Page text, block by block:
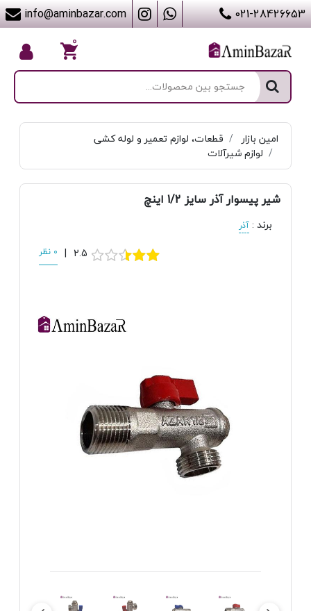
info@aminbazar.com 021-28426653
۰
امین بازار
قطعات، لوازم تعمیر و لوله کشی
لوازم شیرآلات
شیر پیسوار آذر سایز 1/2 اینچ
برند :آذر
2.5
| 0 نظر